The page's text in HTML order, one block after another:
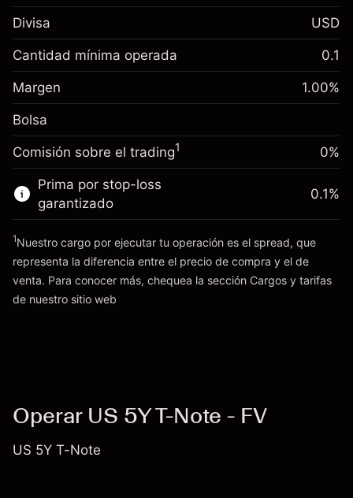
$1,000.00
Ajuste de financiamiento
nocturno
Cargos por el valor total de la
posición
%
(-$10.96)
Tamaño de la operación con apalancamiento
$100,000.00
Dinero del apalancamiento ~ $
Ir a la plataforma
Margen. Tu inversión
$1,000.00
Ajuste de financiamiento
Cargos por el valor total de la
posición
-0.01096
Tamaño de la operación con apalancamiento
$100,000.00
Dinero del apalancamiento ~ $
Ir a la plataforma
Divisa USD
Cantidad mínima operada 0.1
Margen 1.00%
Bolsa
Comisión sobre el trading1 0%
Prima por stop-loss
garantizado
Cargos
0.1%
1Nuestro cargo por ejecutar tu operación es el spread, que
representa la diferencia entre el precio de compra y el de
venta. Para conocer más, chequea la sección Cargos y tarifas
de nuestro sitio web
Operar US 5Y T-Note - FV
US 5Y T-Note